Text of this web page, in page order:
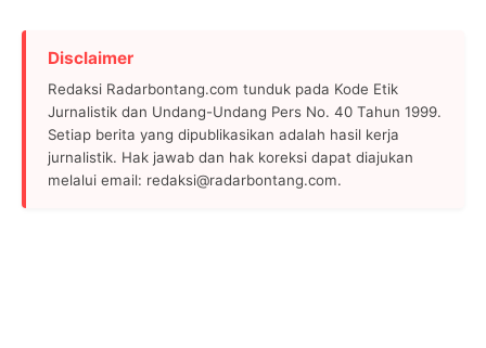
Disclaimer
Redaksi Radarbontang.com tunduk pada Kode Etik
Jurnalistik dan Undang-Undang Pers No. 40 Tahun 1999.
Setiap berita yang dipublikasikan adalah hasil kerja
jurnalistik. Hak jawab dan hak koreksi dapat diajukan
melalui email: redaksi@radarbontang.com.